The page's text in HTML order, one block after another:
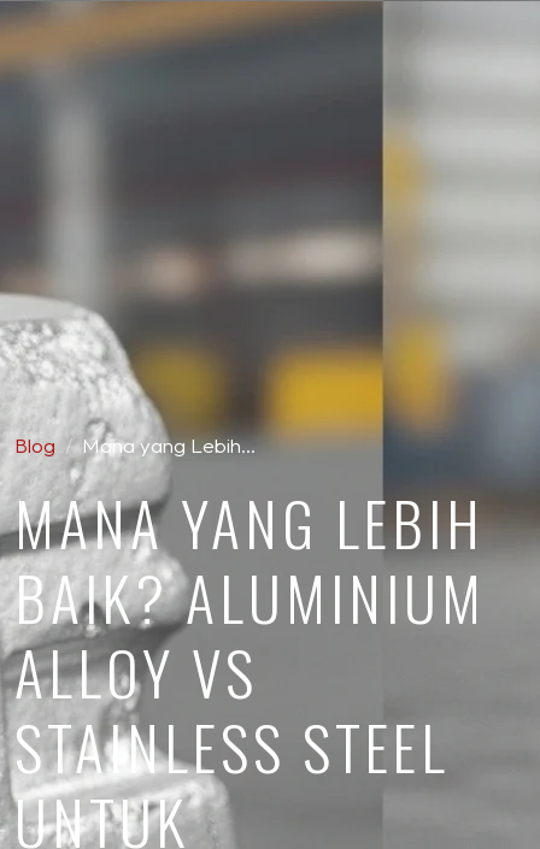
Blog Mana yang Lebih…
MANA YANG LEBIH
BAIK? ALUMINIUM
ALLOY VS
STAINLESS STEEL
UNTUK